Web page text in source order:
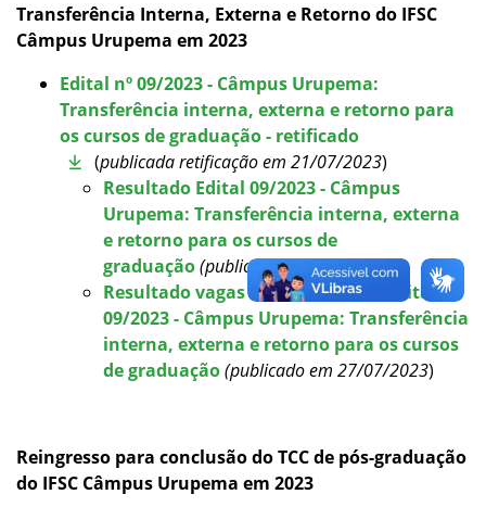
Provas e Gabaritos
Estatísticas dos Processos Seletivos
Transferência Interna, Externa e Retorno do IFSC
Câmpus Urupema em 2023
Edital nº 09/2023 - Câmpus Urupema:
Transferência interna, externa e retorno para
os cursos de graduação - retificado
(publicada retificação em 21/07/2023)
Resultado Edital 09/2023 - Câmpus
Urupema: Transferência interna, externa
e retorno para os cursos de
graduação(publicado em 11/07/2023)
Resultado vagas remanescentes Edital
09/2023 - Câmpus Urupema: Transferência
interna, externa e retorno para os cursos
de graduação(publicado em 27/07/2023)
Reingresso para conclusão do TCC de pós-graduação
do IFSC Câmpus Urupema em 2023